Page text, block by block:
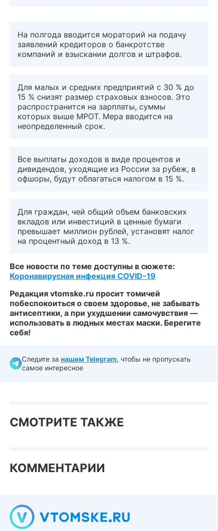
На полгода вводится мораторий на подачу
заявлений кредиторов о банкротстве
компаний и взыскании долгов и штрафов.
Для малых и средних предприятий с 30 % до
15 % снизят размер страховых взносов. Это
распространится на зарплаты, суммы
которых выше МРОТ. Мера вводится на
неопределенный срок.
Все выплаты доходов в виде процентов и
дивидендов, уходящие из России за рубеж, в
офшоры, будут облагаться налогом в 15 %.
Для граждан, чей общий объем банковских
вкладов или инвестиций в ценные бумаги
превышает миллион рублей, установят налог
на процентный доход в 13 %.
Все новости по теме доступны в сюжете:
Коронавирусная инфекция COVID-19
Редакция vtomske.ru просит томичей
побеспокоиться о своем здоровье, не забывать
антисептики, а при ухудшении самочувствия —
использовать в людных местах маски. Берегите
себя!
Следите за нашим Telegram, чтобы не пропускать
самое интересное
СМОТРИТЕ ТАКЖЕ
КОММЕНТАРИИ